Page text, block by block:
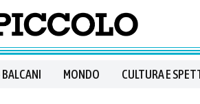
MONDO CULTURA E